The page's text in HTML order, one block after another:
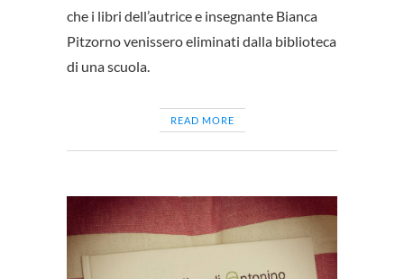
che i libri dell’autrice e insegnante Bianca
Pitzorno venissero eliminati dalla biblioteca
di una scuola.
READ MORE